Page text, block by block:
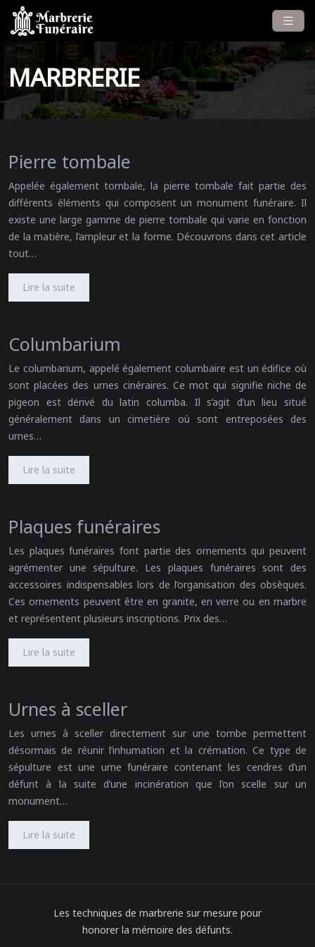
MARBRERIE
Pierre tombale
Appelée également tombale, la pierre tombale fait partie des
différents éléments qui composent un monument funéraire. Il
existe une large gamme de pierre tombale qui varie en fonction
de la matière, l’ampleur et la forme. Découvrons dans cet article
tout…
Lire la suite
Columbarium
Le columbarium, appelé également columbaire est un édifice où
sont placées des urnes cinéraires. Ce mot qui signifie niche de
pigeon est dérivé du latin columba. Il s’agit d’un lieu situé
généralement dans un cimetière où sont entreposées des
urnes…
Lire la suite
Plaques funéraires
Les plaques funéraires font partie des ornements qui peuvent
agrémenter une sépulture. Les plaques funéraires sont des
accessoires indispensables lors de l’organisation des obsèques.
Ces ornements peuvent être en granite, en verre ou en marbre
et représentent plusieurs inscriptions. Prix des…
Lire la suite
Urnes à sceller
Les urnes à sceller directement sur une tombe permettent
désormais de réunir l’inhumation et la crémation. Ce type de
sépulture est une urne funéraire contenant les cendres d’un
défunt à la suite d’une incinération que l’on scelle sur un
monument…
Lire la suite
Les techniques de marbrerie sur mesure pour
honorer la mémoire des défunts.